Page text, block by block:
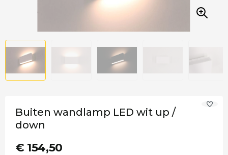
Buiten wandlamp LED wit up /
down
€ 154,50